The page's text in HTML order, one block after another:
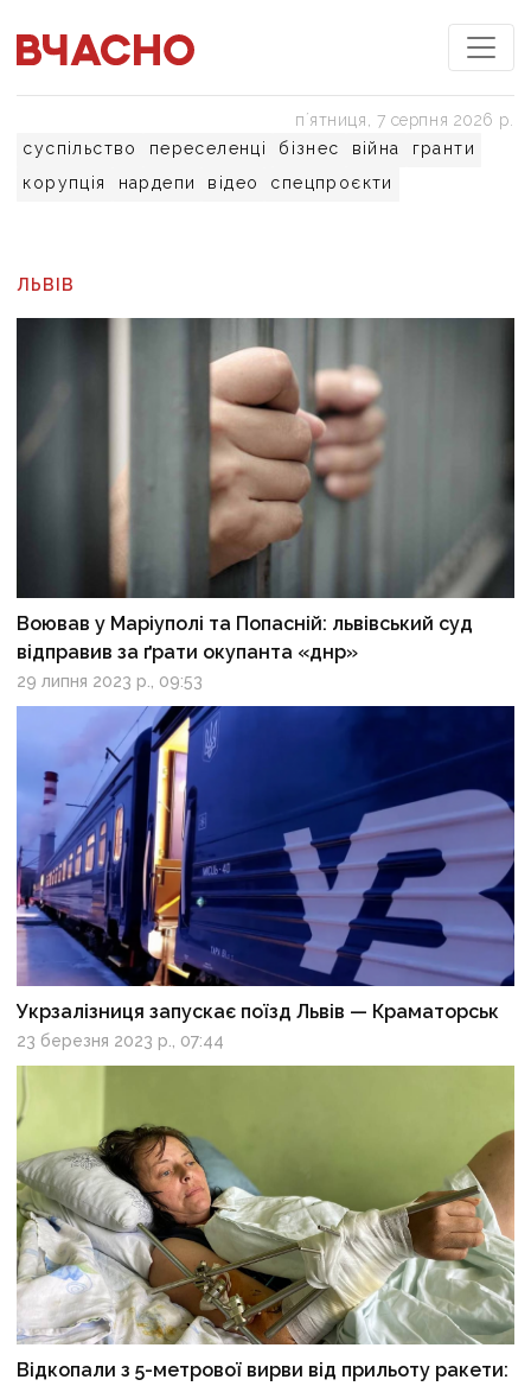
суспільство переселенці бізнес війна
гранти
корупція
нардепи відео спецпроєкти
пʼятниця, 7 серпня 2026 р.
ЛЬВІВ
Воював у Маріуполі та Попасній: львівський суд
відправив за ґрати окупанта «днр»
29 липня 2023 р., 09:53
Укрзалізниця запускає поїзд Львів — Краматорськ
23 березня 2023 р., 07:44
Відкопали з 5-метрової вирви від прильоту ракети: